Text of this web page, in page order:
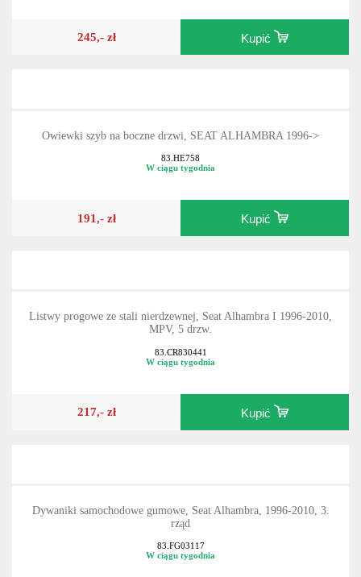
245,- zł Kupić
Owiewki szyb na boczne drzwi, SEAT ALHAMBRA 1996->
83.HE758
W ciągu tygodnia
191,- zł Kupić
Listwy progowe ze stali nierdzewnej, Seat Alhambra I 1996-2010,
MPV, 5 drzw.
83.CR830441
W ciągu tygodnia
217,- zł Kupić
Dywaniki samochodowe gumowe, Seat Alhambra, 1996-2010, 3.
rząd
83.FG03117
W ciągu tygodnia